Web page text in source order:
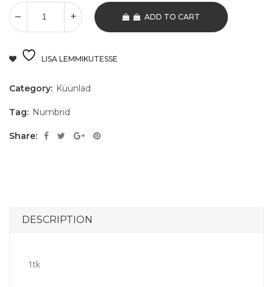
ADD TO CART
LISA LEMMIKUTESSE
Category: Küünlad
Tag: Numbrid
Share:
DESCRIPTION
1tk